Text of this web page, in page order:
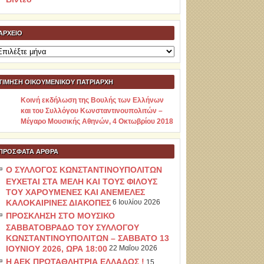
ΟΙΚΟΥΜΕΝΙΚΟΥ ΠΑΤΡΙΑΡΧΗ
Κοινή εκδήλωση της Βουλής των Ελλήνων
και του Συλλόγου Κωνσταντινουπολιτών –
Μέγαρο Μουσικής Αθηνών, 4 Οκτωβρίου 2018
ΆΡΘΡΑ
Ο ΣΥΛΛΟΓΟΣ ΚΩΝΣΤΑΝΤΙΝΟΥΠΟΛΙΤΩΝ
ΕΥΧΕΤΑΙ ΣΤΑ ΜΕΛΗ ΚΑΙ ΤΟΥΣ ΦΙΛΟΥΣ
ΤΟΥ ΧΑΡΟΥΜΕΝΕΣ ΚΑΙ ΑΝΕΜΕΛΕΣ
ΚΑΛΟΚΑΙΡΙΝΕΣ ΔΙΑΚΟΠΕΣ 6 Ιουλίου 2026
ΠΡΟΣΚΛΗΣΗ ΣΤΟ ΜΟΥΣΙΚΟ
ΣΑΒΒΑΤΟΒΡΑΔΟ ΤΟΥ ΣΥΛΛΟΓΟΥ
ΚΩΝΣΤΑΝΤΙΝΟΥΠΟΛΙΤΩΝ – ΣΑΒΒΑΤΟ 13
ΙΟΥΝΙΟΥ 2026, ΩΡΑ 18:00 22 Μαΐου 2026
Η ΑΕΚ ΠΡΩΤΑΘΛΗΤΡΙΑ ΕΛΛΑΔΟΣ !